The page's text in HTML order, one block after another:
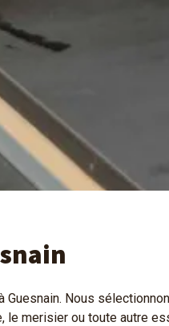
Guesnain. Nous
le merisier ou toute autre